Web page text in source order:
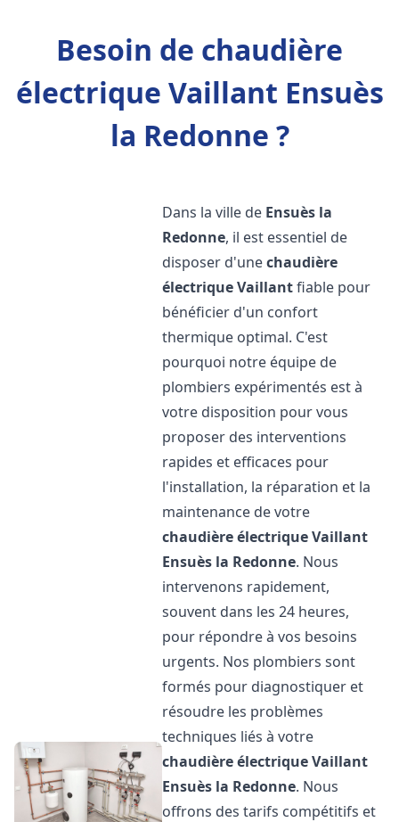
Besoin de chaudière
électrique Vaillant Ensuès
la Redonne ?
Dans la ville de Ensuès la
Redonne, il est essentiel de
disposer d'unechaudière
électrique Vaillantfiable pour
bénéficier d'un confort
thermique optimal. C'est
pourquoi notre équipe de
plombiers expérimentés est à
votre disposition pour vous
proposer des interventions
rapides et efficaces pour
l'installation, la réparation et la
maintenance de votre
chaudière électrique Vaillant
Ensuès la Redonne. Nous
intervenons rapidement,
souvent dans les 24 heures,
pour répondre à vos besoins
urgents. Nos plombiers sont
formés pour diagnostiquer et
résoudre les problèmes
techniques liés à votre
chaudière électrique Vaillant
Ensuès la Redonne. Nous
offrons des tarifs compétitifs et